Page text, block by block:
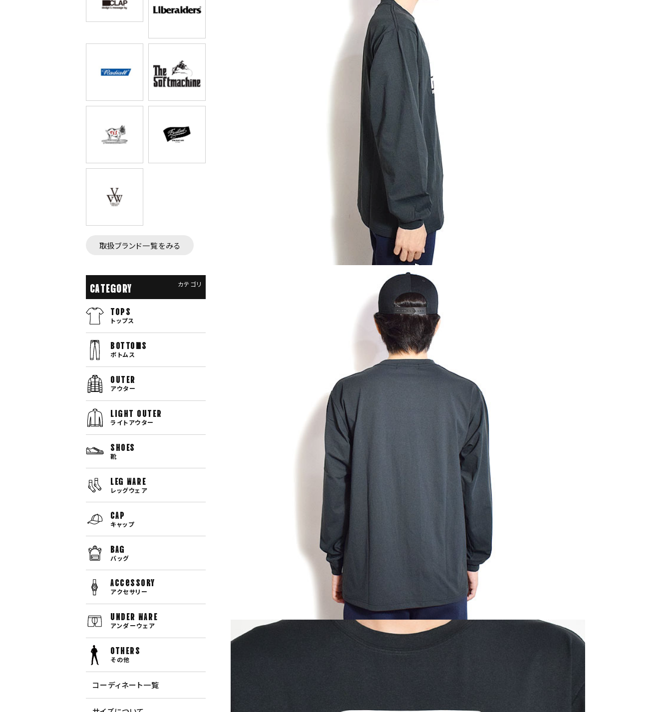
取扱ブランド一覧をみる
CATEGORY カテゴリ
TOPS
トップス
bottoms
ボトムス
OUTER
アウター
LIGHT OUTER
ライトアウター
SHOES
靴
LEG WARE
レッグウェア
CAP
キャップ
BAG
バッグ
Accessory
アクセサリー
UNDER WARE
アンダーウェア
OTHERS
その他
コーディネート一覧